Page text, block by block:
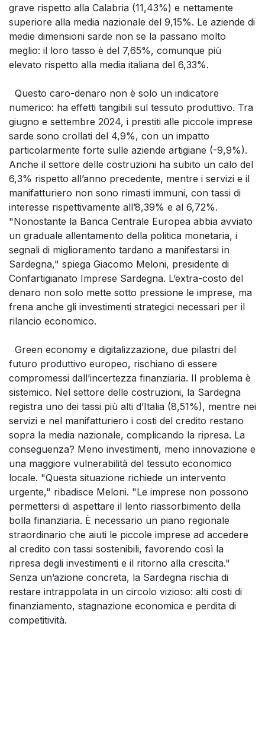
grave rispetto alla Calabria (11,43%) e nettamente
superiore alla media nazionale del 9,15%. Le aziende di
medie dimensioni sarde non se la passano molto
meglio: il loro tasso è del 7,65%, comunque più
elevato rispetto alla media italiana del 6,33%.
Questo caro-denaro non è solo un indicatore
numerico: ha effetti tangibili sul tessuto produttivo. Tra
giugno e settembre 2024, i prestiti alle piccole imprese
sarde sono crollati del 4,9%, con un impatto
particolarmente forte sulle aziende artigiane (-9,9%).
Anche il settore delle costruzioni ha subito un calo del
6,3% rispetto all’anno precedente, mentre i servizi e il
manifatturiero non sono rimasti immuni, con tassi di
interesse rispettivamente all’8,39% e al 6,72%.
"Nonostante la Banca Centrale Europea abbia avviato
un graduale allentamento della politica monetaria, i
segnali di miglioramento tardano a manifestarsi in
Sardegna," spiega Giacomo Meloni, presidente di
Confartigianato Imprese Sardegna. L’extra-costo del
denaro non solo mette sotto pressione le imprese, ma
frena anche gli investimenti strategici necessari per il
rilancio economico.
Green economy e digitalizzazione, due pilastri del
futuro produttivo europeo, rischiano di essere
compromessi dall’incertezza finanziaria. Il problema è
sistemico. Nel settore delle costruzioni, la Sardegna
registra uno dei tassi più alti d’Italia (8,51%), mentre nei
servizi e nel manifatturiero i costi del credito restano
sopra la media nazionale, complicando la ripresa. La
conseguenza? Meno investimenti, meno innovazione e
una maggiore vulnerabilità del tessuto economico
locale. "Questa situazione richiede un intervento
urgente," ribadisce Meloni. "Le imprese non possono
permettersi di aspettare il lento riassorbimento della
bolla finanziaria. È necessario un piano regionale
straordinario che aiuti le piccole imprese ad accedere
al credito con tassi sostenibili, favorendo così la
ripresa degli investimenti e il ritorno alla crescita."
Senza un’azione concreta, la Sardegna rischia di
restare intrappolata in un circolo vizioso: alti costi di
finanziamento, stagnazione economica e perdita di
competitività.